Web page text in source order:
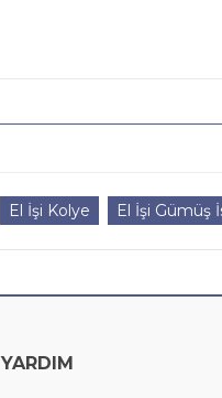
El İşi Kolye El İşi Gümüş
YARDIM